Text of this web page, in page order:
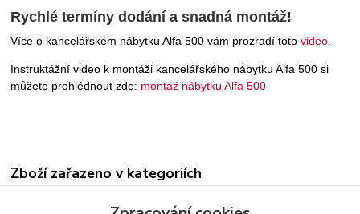
Rychlé termíny dodání a snadná montáž!
Více o kancelářském nábytku Alfa 500 vám prozradí totovideo.
Instruktážní video k montáži kancelářského nábytku Alfa 500 si
můžete prohlédnout zde: montáž nábytku Alfa 500
Zboží zařazeno v kategoriích